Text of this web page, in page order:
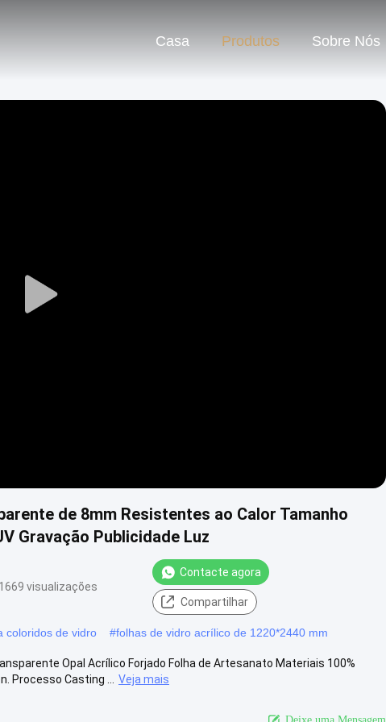
Casa Produtos Sobre Nós
Play
de 8mm Resistentes ao Calor Tamanho
Gravação Publicidade Luz
1669 visualizações
Contacte agora
Compartilhar
coloridos de vidro #folhas de vidro acrílico de 1220*2440 mm
Opal Acrílico Forjado Folha de Artesanato Materiais 100%
Processo Casting ...
Veja mais
Deixe uma Mensagem